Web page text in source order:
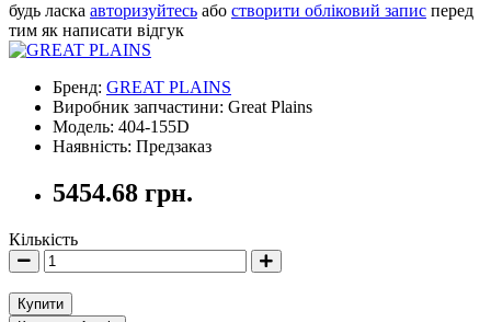
будь ласка авторизуйтесь або створити обліковий запис перед
тим як написати відгук
Бренд: GREAT PLAINS
Виробник запчастини: Great Plains
Модель: 404-155D
Наявність: Предзаказ
5454.68 грн.
Кількість
Купити